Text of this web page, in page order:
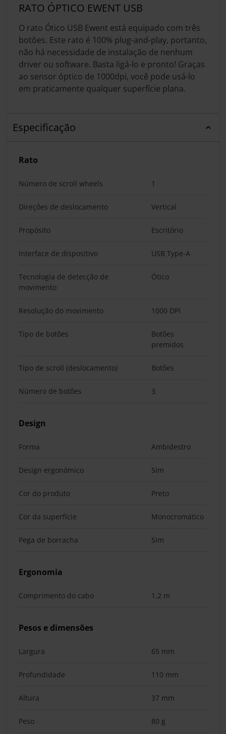
RATO ÓPTICO EWENT USB
O rato Ótico USB Ewent está equipado com três
botões. Este rato é 100% plug-and-play, portanto,
não há necessidade de instalação de nenhum
driver ou software. Basta ligá-lo e pronto! Graças
ao sensor óptico de 1000dpi, você pode usá-lo
em praticamente qualquer superfície plana.
Especificação
Rato
Número de scroll wheels 1
Direções de deslocamento Vertical
Propósito Escritório
Interface de dispositivo USB Type-A
Tecnologia de detecção de
movimento
Ótico
Resolução do movimento 1000 DPI
Tipo de botões
Botões
premidos
Tipo de scroll (deslocamento) Botões
Número de botões 3
Design
Forma Ambidestro
Design ergonómico Sim
Cor do produto Preto
Cor da superfície Monocromático
Pega de borracha Sim
Ergonomia
Comprimento do cabo 1,2 m
Pesos e dimensões
Largura 65 mm
Profundidade 110 mm
Altura 37 mm
Peso 80 g